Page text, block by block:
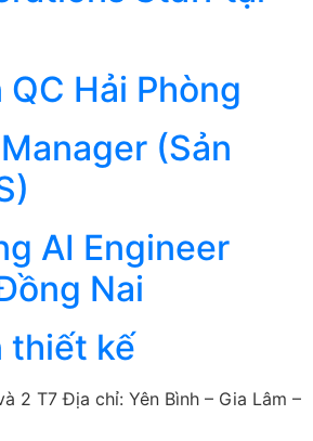
Hải Phòng
(Sản
AI Engineer
Nai
thiết kế
2 T7 Địa chỉ: Yên Bình – Gia Lâm –